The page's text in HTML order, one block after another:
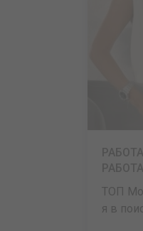
ТОП
я в